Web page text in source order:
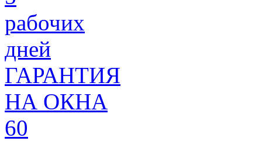
рабочих
дней
ГАРАНТИЯ
НА ОКНА
60